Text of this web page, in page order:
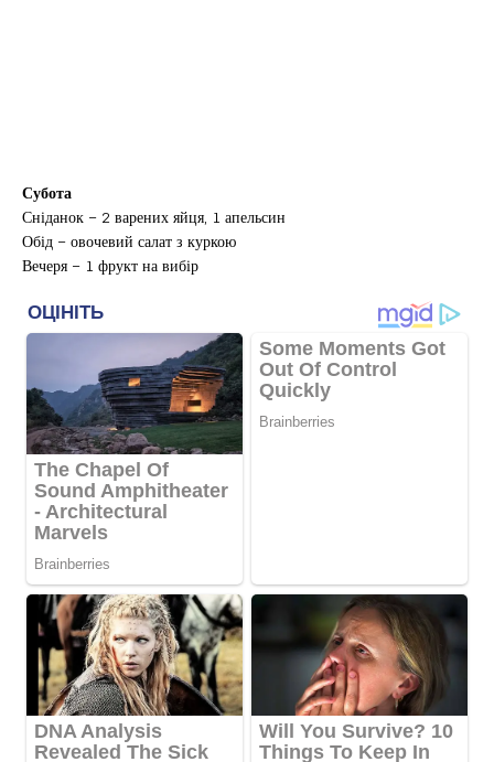
Субота
Сніданок – 2 варених яйця, 1 апельсин
Обід – овочевий салат з куркою
Вечеря – 1 фрукт на вибір